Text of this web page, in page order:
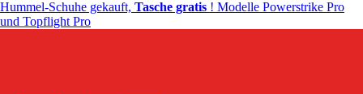
Hummel-Schuhe gekauft, Tasche gratis ! Modelle Powerstrike Pro
und Topflight Pro